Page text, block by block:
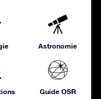
Astronomie
Guide OSR